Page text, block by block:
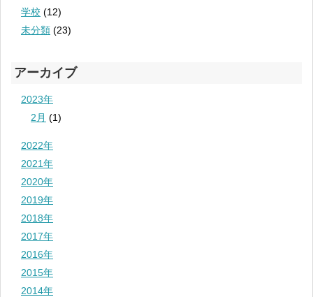
学校 (12)
未分類 (23)
アーカイブ
2023年
2月 (1)
2022年
2021年
2020年
2019年
2018年
2017年
2016年
2015年
2014年